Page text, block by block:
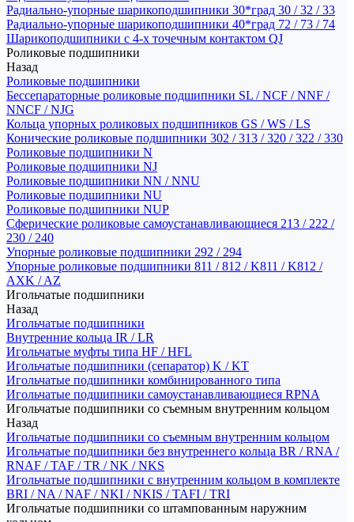
Радиально-упорные шарикоподшипники 30*град 30 / 32 / 33
Радиально-упорные шарикоподшипники 40*град 72 / 73 / 74
Шарикоподшипники с 4-х точечным контактом QJ
Роликовые подшипники
Назад
Роликовые подшипники
Бессепараторные роликовые подшипники SL / NCF / NNF /
NNCF / NJG
Кольца упорных роликовых подшипников GS / WS / LS
Конические роликовые подшипники 302 / 313 / 320 / 322 / 330
Роликовые подшипники N
Роликовые подшипники NJ
Роликовые подшипники NN / NNU
Роликовые подшипники NU
Роликовые подшипники NUP
Сферические роликовые самоустанавливающиеся 213 / 222 /
230 / 240
Упорные роликовые подшипники 292 / 294
Упорные роликовые подшипники 811 / 812 / K811 / K812 /
AXK / AZ
Игольчатые подшипники
Назад
Игольчатые подшипники
Внутренние кольца IR / LR
Игольчатые муфты типа HF / HFL
Игольчатые подшипники (сепаратор) K / KT
Игольчатые подшипники комбинированного типа
Игольчатые подшипники самоустанавливающиеся RPNA
Игольчатые подшипники со съемным внутренним кольцом
Назад
Игольчатые подшипники со съемным внутренним кольцом
Игольчатые подшипники без внутреннего кольца BR / RNA /
RNAF / TAF / TR / NK / NKS
Игольчатые подшипники с внутренним кольцом в комплекте
BRI / NA / NAF / NKI / NKIS / TAFI / TRI
Игольчатые подшипники со штампованным наружним